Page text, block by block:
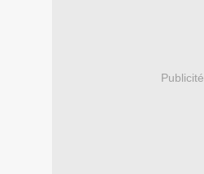
Publicité